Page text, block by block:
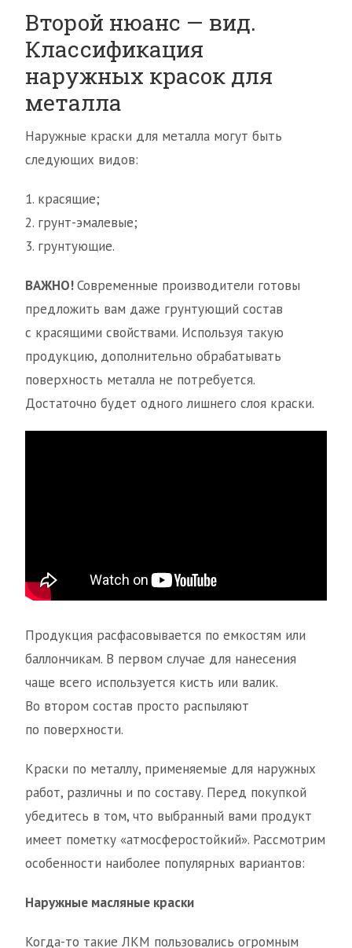
Второй нюанс — вид.
Классификация
наружных красок для
металла
Наружные краски для металла могут быть
следующих видов:
1. красящие;
2. грунт-эмалевые;
3. грунтующие.
ВАЖНО!Современные производители готовы
предложить вам даже грунтующий состав
с красящими свойствами. Используя такую
продукцию, дополнительно обрабатывать
поверхность металла не потребуется.
Достаточно будет одного лишнего слоя краски.
Продукция расфасовывается по емкостям или
баллончикам. В первом случае для нанесения
чаще всего используется кисть или валик.
Во втором состав просто распыляют
по поверхности.
Краски по металлу, применяемые для наружных
работ, различны и по составу. Перед покупкой
убедитесь в том, что выбранный вами продукт
имеет пометку «атмосферостойкий». Рассмотрим
особенности наиболее популярных вариантов:
Наружные масляные краски
Когда-то такие ЛКМ пользовались огромным